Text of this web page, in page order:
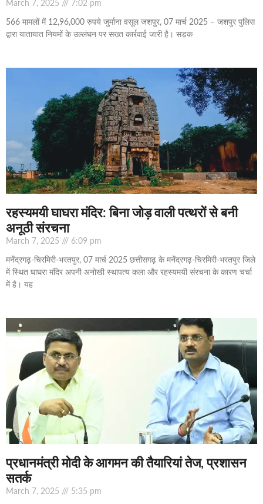
March 7, 2025 7:02 pm
566 मामलों में 12,96,000 रुपये जुर्माना वसूल जशपुर, 07 मार्च 2025 – जशपुर पुलिस
द्वारा यातायात नियमों के उल्लंघन पर सख्त कार्रवाई जारी है। सड़क
रहस्यमयी घाघरा मंदिर: बिना जोड़ वाली पत्थरों से बनी
अनूठी संरचना
March 7, 2025 6:09 pm
मनेंद्रगढ़-चिरमिरी-भरतपुर, 07 मार्च 2025 छत्तीसगढ़ के मनेंद्रगढ़-चिरमिरी-भरतपुर जिले
में स्थित घाघरा मंदिर अपनी अनोखी स्थापत्य कला और रहस्यमयी संरचना के कारण चर्चा
में है। यह
प्रधानमंत्री मोदी के आगमन की तैयारियां तेज, प्रशासन
सतर्क
March 7, 2025 5:35 pm